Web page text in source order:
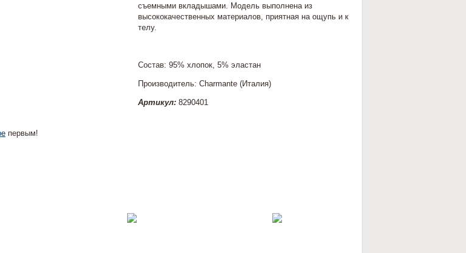
съемными вкладышами. Модель выполнена из
высококачественных материалов, приятная на ощупь и к
телу.
Состав: 95% хлопок, 5% эластан
Производитель: Charmante (Италия)
Артикул: 8290401
первым!